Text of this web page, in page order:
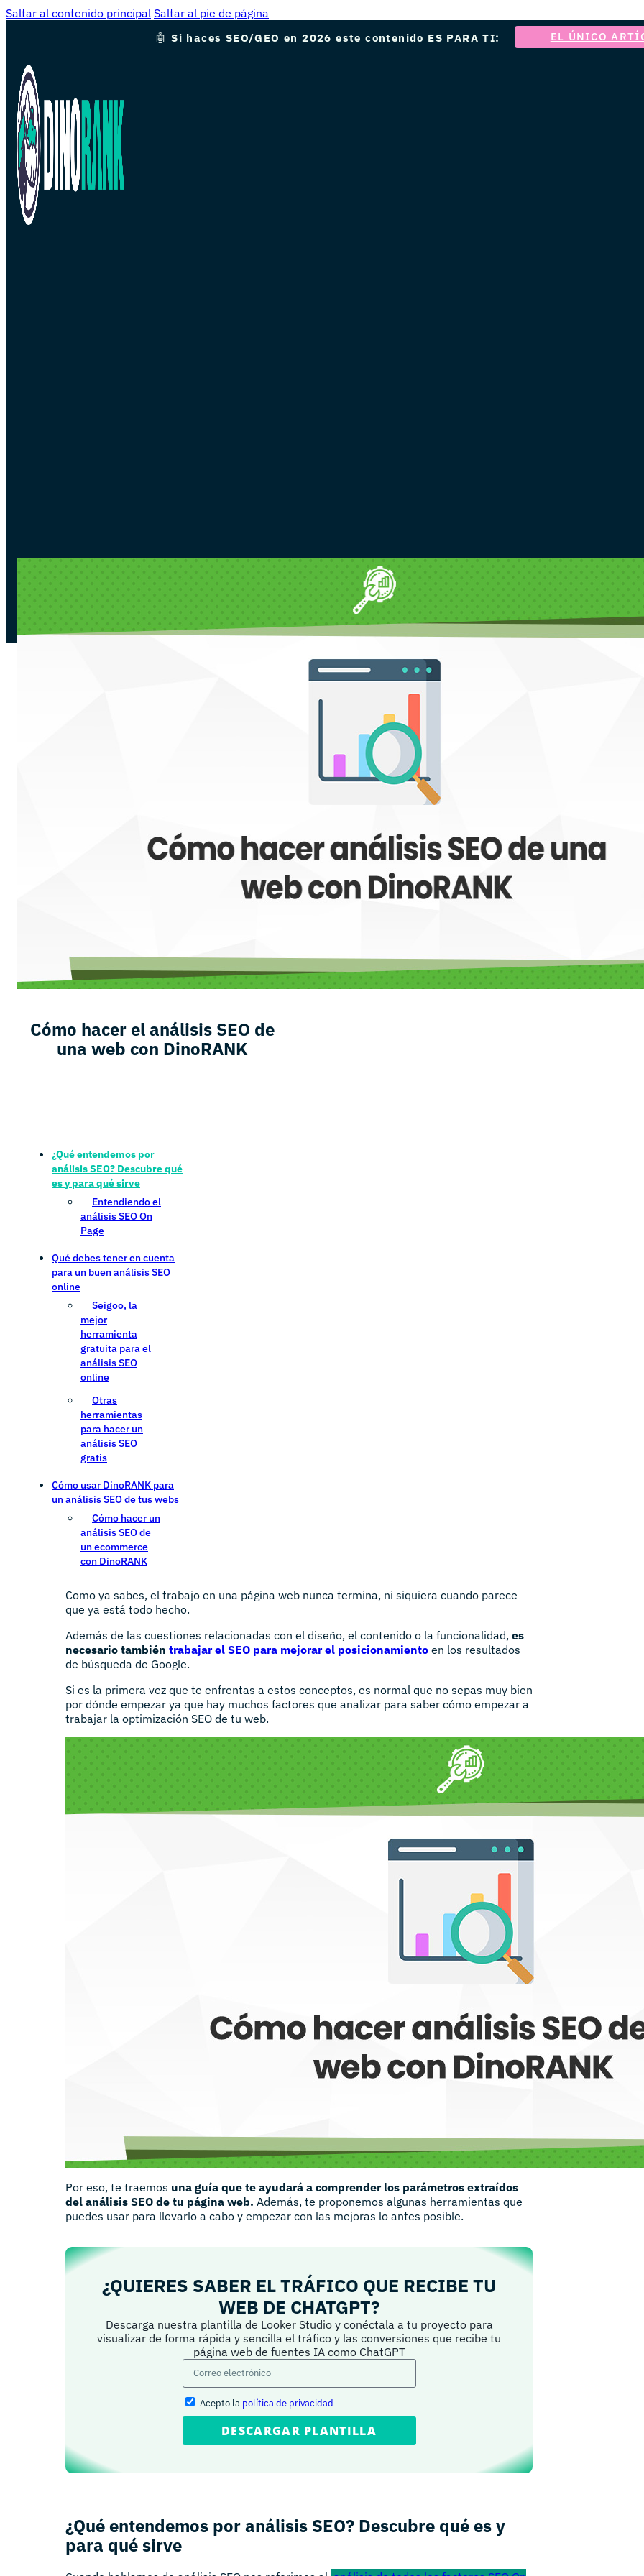
Saltar al contenido principal Saltar al pie de página
🤖Si haces SEO/GEO en 2026 este contenido ES PARA TI: EL ÚNICO
Cómo hacer el análisis SEO de
una web con DinoRANK
¿Qué entendemos por
análisis SEO? Descubre qué
es y para qué sirve
Entendiendo el
análisis SEO On
Page
Qué debes tener en cuenta
para un buen análisis SEO
online
Seigoo, la
mejor
herramienta
gratuita para el
análisis SEO
online
Otras
herramientas
para hacer un
análisis SEO
gratis
Cómo usar DinoRANK para
un análisis SEO de tus webs
Cómo hacer un
análisis SEO de
un ecommerce
con DinoRANK
Como ya sabes, el trabajo en una página web nunca termina, ni siquiera cuando parece
que ya está todo hecho.
Además de las cuestiones relacionadas con el diseño, el contenido o la funcionalidad, es
necesario también trabajar el SEO para mejorar el posicionamiento en los resultados
de búsqueda de Google.
Si es la primera vez que te enfrentas a estos conceptos, es normal que no sepas muy bien
por dónde empezar ya que hay muchos factores que analizar para saber cómo empezar a
trabajar la optimización SEO de tu web.
Por eso, te traemos una guía que te ayudará a comprender los parámetros extraídos
del análisis SEO de tu página web. Además, te proponemos algunas herramientas que
puedes usar para llevarlo a cabo y empezar con las mejoras lo antes posible.
¿QUIERES SABER EL TRÁFICO QUE RECIBE TU
WEB DE CHATGPT?
Descarga nuestra plantilla de Looker Studio y conéctala a tu proyecto para
visualizar de forma rápida y sencilla el tráfico y las conversiones que recibe tu
página web de fuentes IA como ChatGPT
Acepto la política de privacidad
DESCARGAR PLANTILLA
¿Qué entendemos por análisis SEO? Descubre qué es y
para qué sirve